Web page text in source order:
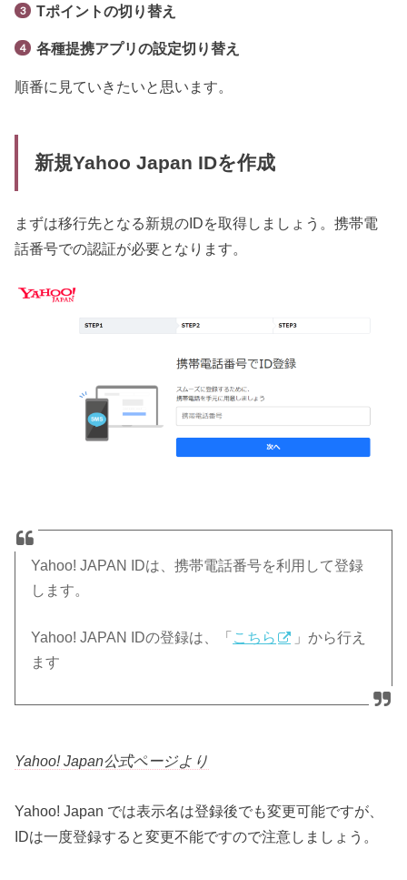
Tポイントの切り替え
各種提携アプリの設定切り替え
順番に見ていきたいと思います。
新規Yahoo Japan IDを作成
まずは移行先となる新規のIDを取得しましょう。携帯電
話番号での認証が必要となります。
Yahoo! JAPAN IDは、携帯電話番号を利用して登録
します。
Yahoo! JAPAN IDの登録は、「 こちら
」から行え
ます
Yahoo! Japan公式ページより
Yahoo! Japan では表示名は登録後でも変更可能ですが、
IDは一度登録すると変更不能ですので注意しましょう。